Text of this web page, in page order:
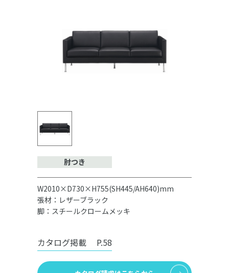
肘つき
W2010×D730×H755(SH445/AH640)mm
張材：レザーブラック
脚：スチールクロームメッキ
カタログ掲載 P.58